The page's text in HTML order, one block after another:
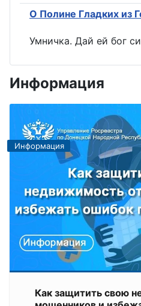
Умничка. Дай ей бог
Информация
Информация
Как защитить свою